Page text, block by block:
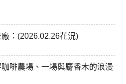
：(2026.02.26花況)
啡農場、一場與麝香木的浪漫